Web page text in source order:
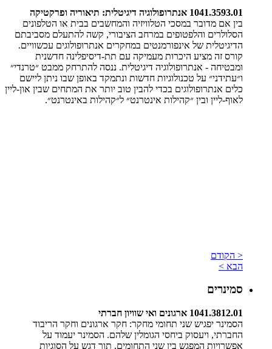
1041.3593.01 אנתרופולוגיה דיגיטלית: תיאוריה ופרקטיקה
בין אם מדובר במסכי הטלוויזיה והמחשבים בבית או הטלפונים
הסלולרים והלפטופים במרחב הציבורי, קשה להתעלם מסביבתם
הדיגיטלית של אינפורמנטים במחקרים אנתרופולוגים עכשוויים.
קורס זה מציע היכרות מעמיקה עם תת-דיסיפלינה חדשנית
ומבטיחה - אנתרופולוגיה דיגיטלית. ננסה להתרחק ממבט ״טרנדי״
ו״עתידני״ על טכנולוגיות חדשות ונתמקד באופן שבו ניתן ליישם
כלים אנתרופולוגים בכדי להבין טוב יותר את המתחים שבין און-ליין
לאוף-ליין ובין ״קהילות אינטרנט״ ל״קהילות באינטרנט״.
< הקודם
הבא >
סמינרים
1041.3812.01 ארגונים ואי שוויון חברתי
הסמינר יפגיש שני תחומי מחקר: חקר ארגונים וחקר הריבוד
החברתי, ויעסוק ביחסי הגומלין שלהם. הסמינר יעמוד על
אפשרויות המפגש בין שני התחומים, תוך דגש על הסוגיות